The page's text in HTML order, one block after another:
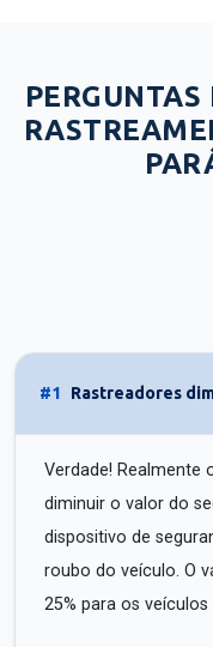
PERGUNTAS
#1 Rastreadores
Verdade! Realmente
diminuir o valor do
dispositivo de
roubo do veículo. O
25% para os